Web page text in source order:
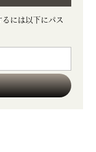
には以下にパス